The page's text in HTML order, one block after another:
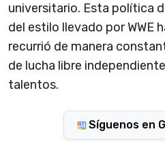
universitario. Esta política
del estilo llevado por WWE
recurrió de manera
de lucha libre
talentos.
Síguenos en